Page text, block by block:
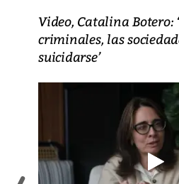
Video, Catalina Botero:
criminales, las
suicidarse’